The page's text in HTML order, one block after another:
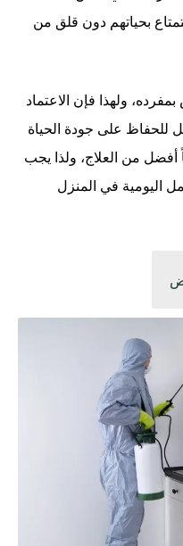
بحياتهم دون قلق من
ولهذا فإن الاعتماد
للحفاظ على جودة الحياة
أفضل من العلاج، ولذا يجب
اليومية في المنزل